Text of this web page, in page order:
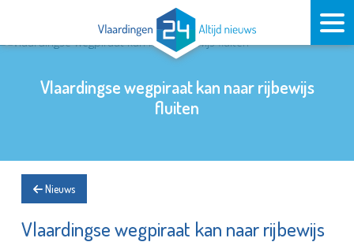
Vlaardingse wegpiraat kan naar rijbewijs
fluiten
Nieuws
Vlaardingse wegpiraat kan naar rijbewijs